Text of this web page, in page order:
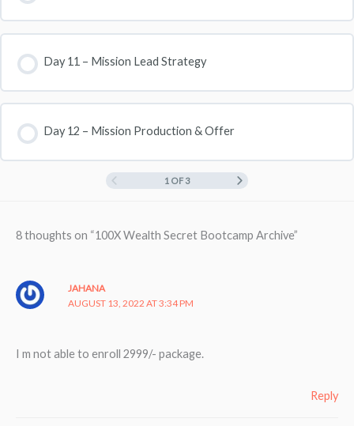
Day 11 – Mission Lead Strategy
Day 12 – Mission Production & Offer
1 OF 3
8 thoughts on “100X Wealth Secret Bootcamp Archive”
JAHANA
AUGUST 13, 2022 AT 3:34 PM
I m not able to enroll 2999/- package.
Reply